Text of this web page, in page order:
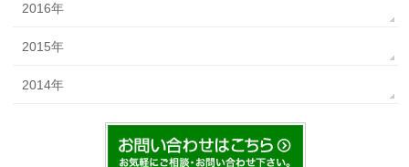
2016年
2015年
2014年